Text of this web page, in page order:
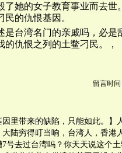
了她的女子教育事业而去世
的仇恨基因。
是台湾名门的亲戚吗，必是
仇恨之列的土鳖刁民。，
留言时间
里带来的缺陷，只能如此。】
大陆穷得叮当响，台湾人，香港
号去过台湾吗？你天天说这个